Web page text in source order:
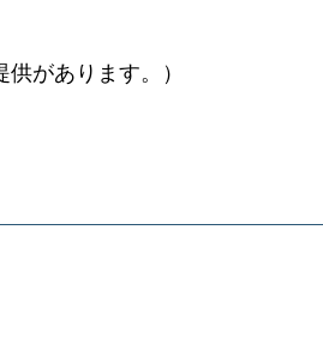
があります。）